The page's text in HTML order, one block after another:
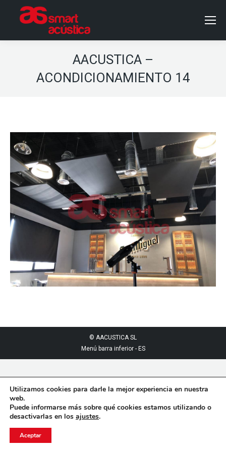
AACUSTICA –
ACONDICIONAMIENTO 14
© AACUSTICA SL
Menú barra inferior - ES
Utilizamos cookies para darle la mejor experiencia en nuestra
web.
Puede informarse más sobre qué cookies estamos utilizando o
desactivarlas en los ajustes.
Aceptar